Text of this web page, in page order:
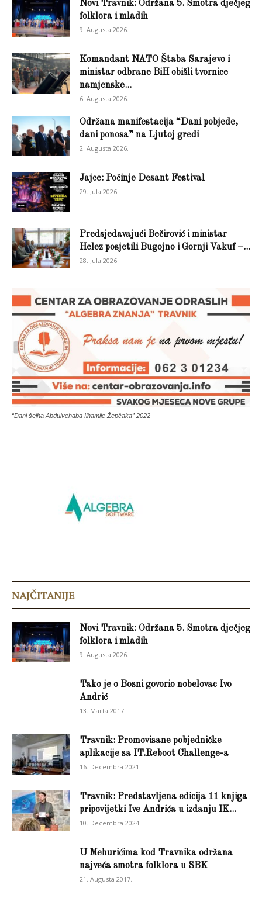
Novi Travnik: Održana 5. Smotra dječjeg
folklora i mladih
9. Augusta 2026.
Komandant NATO Štaba Sarajevo i
ministar odbrane BiH obišli tvornice
namjenske...
6. Augusta 2026.
Održana manifestacija “Dani pobjede,
dani ponosa” na Ljutoj gredi
2. Augusta 2026.
Jajce: Počinje Desant Festival
29. Jula 2026.
Predsjedavajući Bečirović i ministar
Helez posjetili Bugojno i Gornji Vakuf –...
28. Jula 2026.
“Dani šejha Abdulvehaba Ilhamije Žepčaka” 2022
NAJČITANIJE
Novi Travnik: Održana 5. Smotra dječjeg
folklora i mladih
9. Augusta 2026.
Tako je o Bosni govorio nobelovac Ivo
Andrić
13. Marta 2017.
Travnik: Promovisane pobjedničke
aplikacije sa IT.Reboot Challenge-a
16. Decembra 2021.
Travnik: Predstavljena edicija 11 knjiga
pripovijetki Ive Andrića u izdanju IK...
10. Decembra 2024.
U Mehurićima kod Travnika održana
najveća smotra folklora u SBK
21. Augusta 2017.